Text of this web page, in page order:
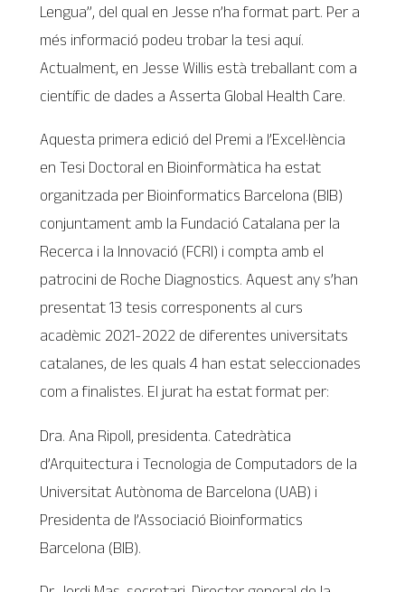
Lengua”, del qual en Jesse n’ha format part. Per a
més informació podeu trobar la tesi aquí.
Actualment, en Jesse Willis està treballant com a
científic de dades a Asserta Global Health Care.
Aquesta primera edició del Premi a l’Excel·lència
en Tesi Doctoral en Bioinformàtica ha estat
organitzada per Bioinformatics Barcelona (BIB)
conjuntament amb la Fundació Catalana per la
Recerca i la Innovació (FCRI) i compta amb el
patrocini de Roche Diagnostics. Aquest any s’han
presentat 13 tesis corresponents al curs
acadèmic 2021-2022 de diferentes universitats
catalanes, de les quals 4 han estat seleccionades
com a finalistes. El jurat ha estat format per:
Dra. Ana Ripoll, presidenta. Catedràtica
d’Arquitectura i Tecnologia de Computadors de la
Universitat Autònoma de Barcelona (UAB) i
Presidenta de l’Associació Bioinformatics
Barcelona (BIB).